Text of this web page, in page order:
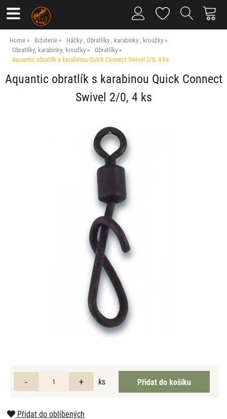
Home Bižuterie
Háčky , Obratlíky , karabinky , kroužky
Obratlíky, karabinky, kroužky
Obratlíky
Aquantic obratlík s karabinou Quick Connect Swivel 2/0, 4 ks
Aquantic obratlík s karabinou Quick Connect
Swivel 2/0, 4 ks
ks
Přidat do oblíbených